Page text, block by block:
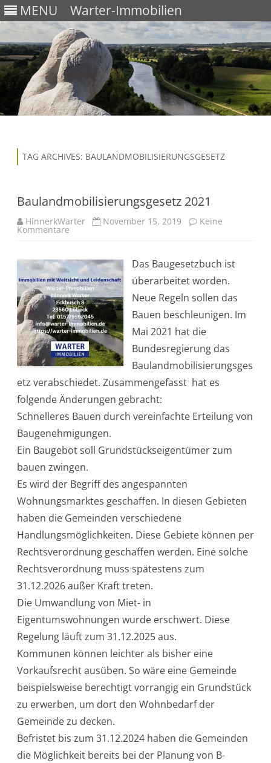
MENU Warter-Immobilien
TAG ARCHIVES: BAULANDMOBILISIERUNGSGESETZ
Baulandmobilisierungsgesetz 2021
HinnerkWarter November 15, 2019 Keine
Kommentare
u
a
n
d
m
o
b
i
l
i
s
i
r
n
s
e
e
z
2
0
1
Das Baugesetzbuch ist
überarbeitet worden.
Neue Regeln sollen das
Bauen beschleunigen. Im
Mai 2021 hat die
Bundesregierung das
Baulandmobilisierungsges
etz verabschiedet. Zusammengefasst hat es
folgende Änderungen gebracht:
Schnelleres Bauen durch vereinfachte Erteilung von
Baugenehmigungen.
Ein Baugebot soll Grundstückseigentümer zum
bauen zwingen.
Es wird der Begriff des angespannten
Wohnungsmarktes geschaffen. In diesen Gebieten
haben die Gemeinden verschiedene
Handlungsmöglichkeiten. Diese Gebiete können per
Rechtsverordnung geschaffen werden. Eine solche
Rechtsverordnung muss spätestens zum
31.12.2026 außer Kraft treten.
Die Umwandlung von Miet- in
Eigentumswohnungen wurde erschwert. Diese
Regelung läuft zum 31.12.2025 aus.
Kommunen können leichter als bisher eine
Vorkaufsrecht ausüben. So wäre eine Gemeinde
beispielsweise berechtigt vorrangig ein Grundstück
zu erwerben, um dort den Wohnbedarf der
Gemeinde zu decken.
Befristet bis zum 31.12.2024 haben die Gemeinden
die Möglichkeit bereits bei der Planung von B-